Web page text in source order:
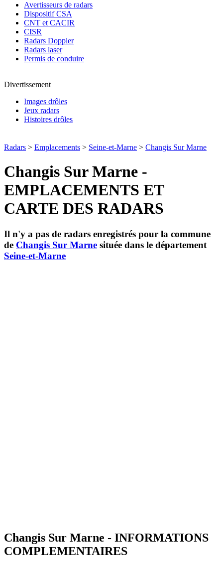
Avertisseurs de radars
Dispositif CSA
CNT et CACIR
CISR
Radars Doppler
Radars laser
Permis de conduire
Divertissement
Images drôles
Jeux radars
Histoires drôles
Radars > Emplacements > Seine-et-Marne > Changis Sur Marne
Changis Sur Marne -
EMPLACEMENTS ET
CARTE DES RADARS
Il n'y a pas de radars enregistrés pour la commune
de Changis Sur Marne située dans le département
Seine-et-Marne
Changis Sur Marne - INFORMATIONS
COMPLEMENTAIRES